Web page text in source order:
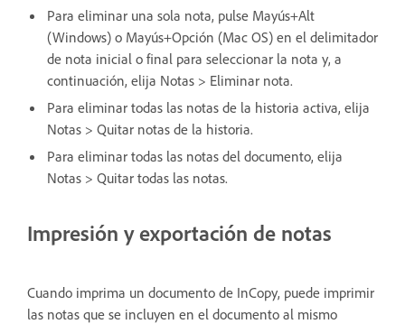
Para eliminar una sola nota, pulse Mayús+Alt
(Windows) o Mayús+Opción (Mac OS) en el delimitador
de nota inicial o final para seleccionar la nota y, a
continuación, elija Notas > Eliminar nota.
Para eliminar todas las notas de la historia activa, elija
Notas > Quitar notas de la historia.
Para eliminar todas las notas del documento, elija
Notas > Quitar todas las notas.
Impresión y exportación de notas
Cuando imprima un documento de InCopy, puede imprimir
las notas que se incluyen en el documento al mismo